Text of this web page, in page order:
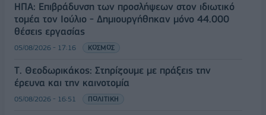
ΗΠΑ: Επιβράδυνση των προσλήψεων στον ιδιωτικό
τομέα τον Ιούλιο - Δημιουργήθηκαν μόνο 44.000
θέσεις εργασίας
05/08/2026 - 17:16 ΚΟΣΜΟΣ
Τ. Θεοδωρικάκος: Στηρίζουμε με πράξεις την
έρευνα και την καινοτομία
05/08/2026 - 16:51 ΠΟΛΙΤΙΚΗ